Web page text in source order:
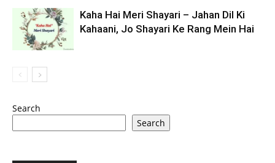
Kaha Hai Meri Shayari – Jahan Dil Ki
Kahaani, Jo Shayari Ke Rang Mein Hai
Search
Search